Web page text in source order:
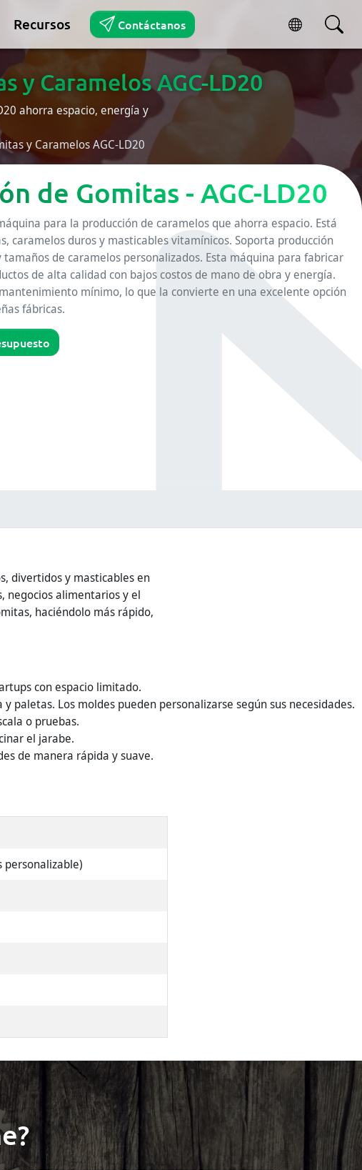
Recursos Contáctanos
y Caramelos AGC-LD20
ahorra espacio, energía y
y Caramelos AGC-LD20
de Gomitas - AGC-LD20
para la producción de caramelos que ahorra espacio. Está
caramelos duros y masticables vitamínicos. Soporta producción
de caramelos personalizados. Esta máquina para fabricar
de alta calidad con bajos costos de mano de obra y energía.
mínimo, lo que la convierte en una excelente opción
fábricas.
divertidos y masticables en
negocios alimentarios y el
haciéndolo más rápido,
con espacio limitado.
Los moldes pueden personalizarse según sus necesidades.
o pruebas.
el jarabe.
de manera rápida y suave.
personalizable)